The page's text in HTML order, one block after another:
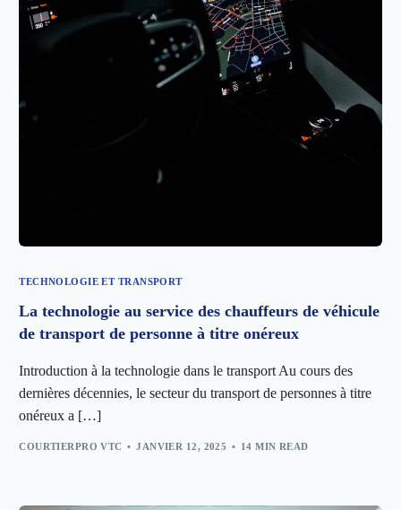
TECHNOLOGIE ET TRANSPORT
La technologie au service des chauffeurs de véhicule
de transport de personne à titre onéreux
Introduction à la technologie dans le transport Au cours des
dernières décennies, le secteur du transport de personnes à titre
onéreux a […]
COURTIERPRO VTC JANVIER 12, 2025 14 MIN READ